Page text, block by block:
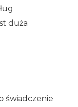
duża
świadczenie